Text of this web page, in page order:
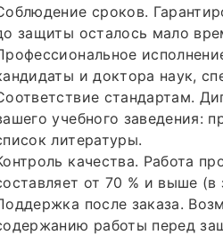
сроков.
защиты осталось мало
и доктора наук,
стандартам.
учебного заведения:
литературы.
качества. Работа
от 70 % и выше (в
после заказа.
работы перед